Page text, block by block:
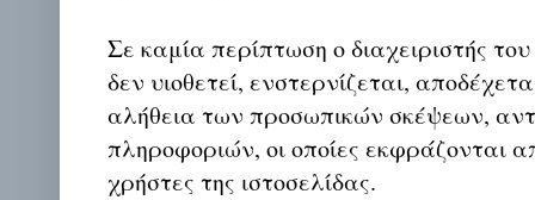
Σε καμία περίπτωση ο διαχειριστής
δεν υιοθετεί, ενστερνίζεται,
αλήθεια των προσωπικών σκέψεων,
πληροφοριών, οι οποίες εκφράζονται
χρήστες της ιστοσελίδας.